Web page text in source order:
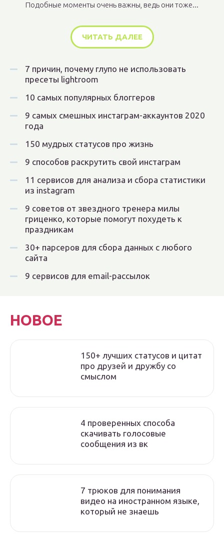
Подобные моменты очень важны, ведь они тоже...
ЧИТАТЬ ДАЛЕЕ
7 причин, почему глупо не использовать
пресеты lightroom
10 самых популярных блоггеров
9 самых смешных инстаграм-аккаунтов 2020
года
150 мудрых статусов про жизнь
9 способов раскрутить свой инстаграм
11 сервисов для анализа и сбора статистики
из instagram
9 советов от звездного тренера милы
гриценко, которые помогут похудеть к
праздникам
30+ парсеров для сбора данных с любого
сайта
9 сервисов для email-рассылок
НОВОЕ
150+ лучших статусов и цитат
про друзей и дружбу со
смыслом
4 проверенных способа
скачивать голосовые
сообщения из вк
7 трюков для понимания
видео на иностранном языке,
который не знаешь